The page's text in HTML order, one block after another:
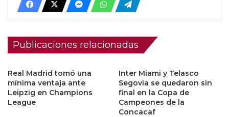
Publicaciones relacionadas
Real Madrid tomó una
mínima ventaja ante
Leipzig en Champions
League
Inter Miami y Telasco
Segovia se quedaron sin
final en la Copa de
Campeones de la
Concacaf